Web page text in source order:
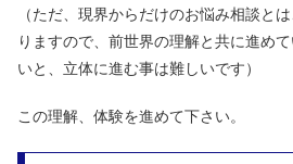
（ただ、現界からだけのお悩み相談と
りますので、前世界の理解と共に進め
いと、立体に進む事は難しいです）
この理解、体験を進めて下さい。